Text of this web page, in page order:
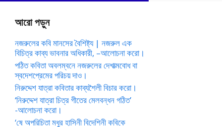
আরো পড়ুন
নজরুলের কবি মানসের বৈশিষ্ট্য | নজরুল এক
বিচিত্র কাব্য ভাবনার অধিকারী, –আলোচনা করো।
পঠিত কবিতা অবলম্বনে নজরুলের দেশাত্মবোধ বা
স্বদেশপ্রেমের পরিচয় দাও।
নিরুদ্দেশ যাত্রা কবিতার কাব্যশৈলী বিচার করো।
‘নিরুদ্দেশ যাত্রা চিত্র গীতের মেলবন্ধন গঠিত’
-আলোচনা করো।
‘ষে অপরিচিতা মধুর হাসিনী বিদেশিনী কবিকে